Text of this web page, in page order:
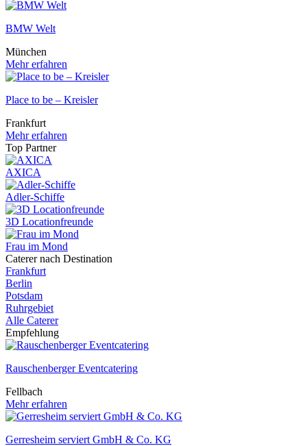
BMW Welt
München
Mehr erfahren
Place to be – Kreisler
Frankfurt
Mehr erfahren
Top Partner
AXICA
Adler-Schiffe
3D Locationfreunde
Frau im Mond
Caterer nach Destination
Frankfurt
Berlin
Potsdam
Ruhrgebiet
Alle Caterer
Empfehlung
Rauschenberger Eventcatering
Fellbach
Mehr erfahren
Gerresheim serviert GmbH & Co. KG